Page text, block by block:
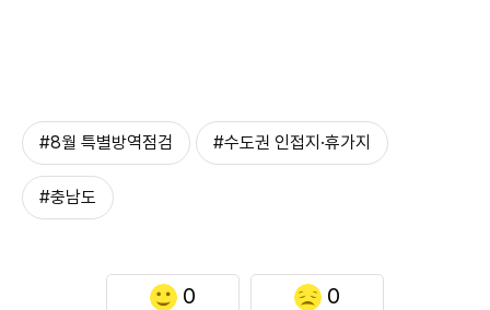
#8월 특별방역점검 #수도권 인접지·휴가지
#충남도
0 0